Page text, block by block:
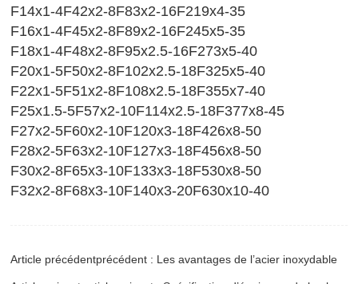
F14x1-4F42x2-8F83x2-16F219x4-35
F16x1-4F45x2-8F89x2-16F245x5-35
F18x1-4F48x2-8F95x2.5-16F273x5-40
F20x1-5F50x2-8F102x2.5-18F325x5-40
F22x1-5F51x2-8F108x2.5-18F355x7-40
F25x1.5-5F57x2-10F114x2.5-18F377x8-45
F27x2-5F60x2-10F120x3-18F426x8-50
F28x2-5F63x2-10F127x3-18F456x8-50
F30x2-8F65x3-10F133x3-18F530x8-50
F32x2-8F68x3-10F140x3-20F630x10-40
Article précédentprécédent : Les avantages de l’acier inoxydable